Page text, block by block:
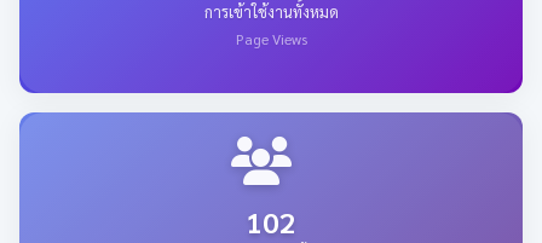
การเข้าใช้งานทั้งหมด
Page Views
102